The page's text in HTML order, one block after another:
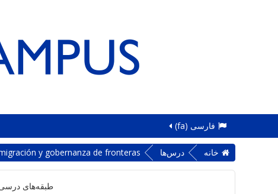
فارسی ‎(fa)‎
خانه درس‌ها y gobernanza de fronteras
طبقه‌های